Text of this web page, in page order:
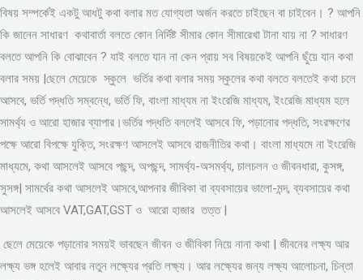
বিষয় সম্পর্কেই একটু আধটু কথা বলার মত যোগ্যতা অর্জন করতে চাইছেন বা চাইবেন। ? আপনি
কি জানেন সাধারণ কথাবার্তা বলতে কোন নির্দিষ্ট সীমার কোন সীমারেখা টানা যায় না ? সাধারণ
বলতে আপনি কি বোঝাবেন ? যাই বলতে যান না কেন প্রায় সব বিষয়কেই আপনি ছুঁয়ে যান কথা
বলার সময় |ছেলে মেয়েকে স্কুলে ভর্তির কথা বলার সময় স্কুলের কথা বলতে বলতেই কথা চলে
আসবে, ভর্তি পদ্ধতি সম্বন্ধে, ভর্তি ফি, বাংলা মাধ্যম না ইংরেজি মাধ্যম, ইংরেজি মাধ্যম হলে
সামর্থ্য ও আরো হাজার ব্যাপার।ভর্তির পদ্ধতি বললেই আসবে ফি, পড়ানোর পদ্ধতি, সংরক্ষণের
পক্ষে আরো বিপক্ষে যুক্তি, সংরক্ষণ আসলেই আসবে রাজনীতির কথা। বাংলা মাধ্যমে না ইংরেজি
মাধ্যমে, কথা আসলেই আসবে পছন্দ, অপছন্দ, সামর্থ্য-অসমর্থ্য, চালচলন ও জীবনধারা, কুসঙ্গ,
সুসঙ্গ| সামর্থের কথা আসলেই আসবে,আপনার জীবিকা বা ব্যবসায়ের ভালো-মন্দ, ব্যবসায়ের কথা
আসলেই আসবে VAT,GAT,GST ও আরো হাজার তত্ত |
ছেলে মেয়েকে পড়ানোর সময়ই ভাবছেন জীবন ও জীবিকা নিয়ে নানা কথা | জীবনের লক্ষ্য আর
লক্ষ্য ভঙ্গ হলেই আবার নতুন লক্ষ্যের প্রতি লক্ষ্য। আর লক্ষ্যের জন্য লক্ষ্য আলোচনা, চিন্তা